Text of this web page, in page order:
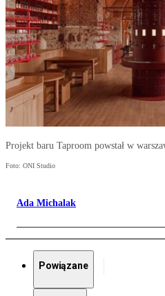
Projekt baru Taproom powstał w
Foto: ONI Studio
Ada Michalak
Powiązane